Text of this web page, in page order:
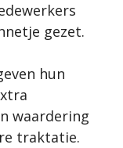
gezet.
hun
waardering
traktatie.